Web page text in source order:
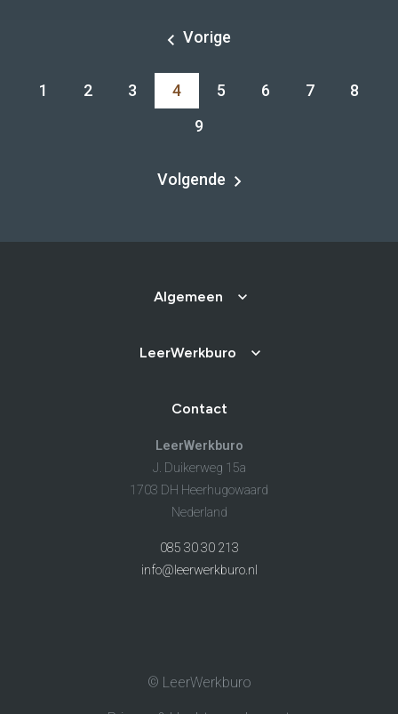
Vorige
1 2 3 4 5 6 7
8
9
Volgende
Algemeen
LeerWerkburo
Contact
LeerWerkburo
J. Duikerweg 15a
1703 DH Heerhugowaard
Nederland
085 30 30 213
info@leerwerkburo.nl
© LeerWerkburo